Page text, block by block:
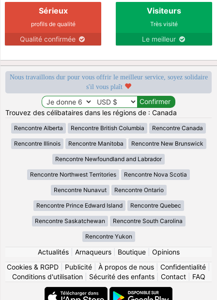
Sérieux
profils de qualité
Qualité confirmée
Visiteurs
Très visité
Le meilleur
Nous travaillons dur pour vous offrir le meilleur service, soyez solidaire
s'il vous plaît
Trouvez des célibataires dans les régions de : Canada
Rencontre Alberta Rencontre British Columbia Rencontre Canada
Rencontre Illinois Rencontre Manitoba Rencontre New Brunswick
Rencontre Newfoundland and Labrador
Rencontre Northwest Territories Rencontre Nova Scotia
Rencontre Nunavut Rencontre Ontario
Rencontre Prince Edward Island Rencontre Quebec
Rencontre Saskatchewan Rencontre South Carolina
Rencontre Yukon
Actualités| Arnaqueurs| Boutique| Opinions
Cookies & RGPD
Publicité À propos de nous Confidentialité
Conditions d'utilisation| Sécurité des enfants| Contact| FAQ